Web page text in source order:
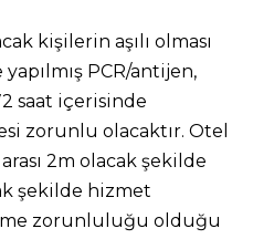
kişilerin aşılı olması
PCR/antijen,
saat içerisinde
zorunlu olacaktır. Otel
2m olacak şekilde
şekilde hizmet
zorunluluğu olduğu